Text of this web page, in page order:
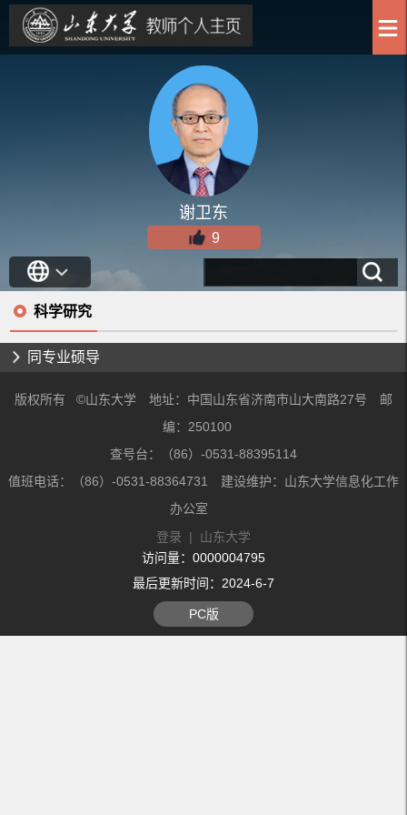
谢卫东
9
科学研究
同专业硕导
版权所有 ©山东大学 地址：中国山东省济南市山大南路27号 邮
编：250100
查号台：（86）-0531-88395114
值班电话：（86）-0531-88364731 建设维护：山东大学信息化工作
办公室
登录 | 山东大学
访问量： 0000004795
最后更新时间： 2024-6-7
PC版